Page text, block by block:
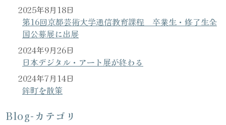
第16回京都芸術大学通信教育課程 卒業生・修了生全
国公募展に出展
2025年8月18日
日本デジタル・アート展が終わる
2024年9月26日
鉾町を散策
2024年7月14日
Blog-カテゴリ